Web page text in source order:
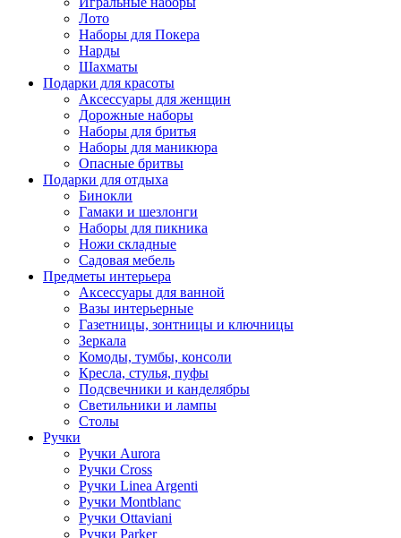
Лото
Наборы для Покера
Нарды
Шахматы
Подарки для красоты
Аксессуары для женщин
Дорожные наборы
Наборы для бритья
Наборы для маникюра
Опасные бритвы
Подарки для отдыха
Бинокли
Гамаки и шезлонги
Наборы для пикника
Ножи складные
Садовая мебель
Предметы интерьера
Аксессуары для ванной
Вазы интерьерные
Газетницы, зонтницы и ключницы
Зеркала
Комоды, тумбы, консоли
Кресла, стулья, пуфы
Подсвечники и канделябры
Светильники и лампы
Столы
Ручки
Ручки Aurora
Ручки Cross
Ручки Linea Argenti
Ручки Montblanc
Ручки Ottaviani
Ручки Parker